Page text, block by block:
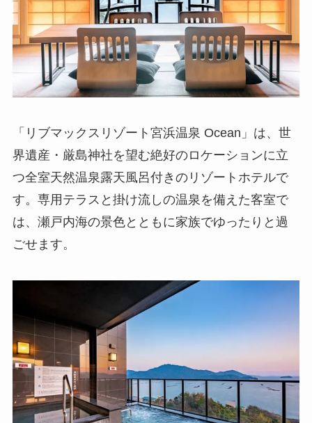
「リブマックスリゾート宮浜温泉 Ocean」は、世
界遺産・厳島神社を望む絶好のロケーションに立
つ全室天然温泉露天風呂付きのリゾートホテルで
す。専用テラスと掛け流しの温泉を備えた客室で
は、瀬戸内海の景色とともに家族でゆったりと過
ごせます。